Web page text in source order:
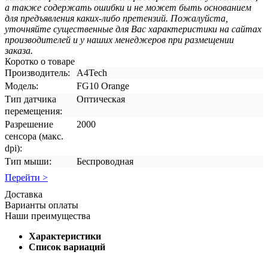
а также содержать ошибки и не может быть основанием
для предъявления каких-либо претензий. Пожалуйста,
уточняйте существенные для Вас характеристики на сайтах
производителей и у наших менеджеров при размещении
заказа.
Коротко о товаре
Производитель:
A4Tech
Модель:
FG10 Orange
Тип датчика
перемещения:
Оптическая
Разрешение
сенсора (макс.
dpi):
2000
Тип мыши:
Беспроводная
Перейти >
Доставка
Варианты оплаты
Наши преимущества
Характеристики
Список вариаций